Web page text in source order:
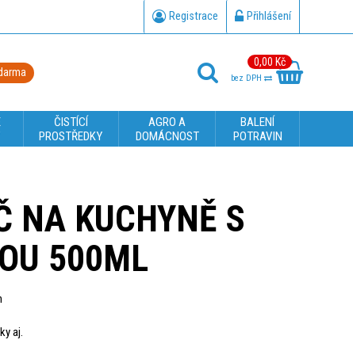
Registrace Přihlášení
0,00 Kč
bez DPH
ČISTÍCÍ
PROSTŘEDKY
AGRO A
DOMÁCNOST
BALENÍ
POTRAVIN
NA KUCHYNĚ S
500ML
aj.